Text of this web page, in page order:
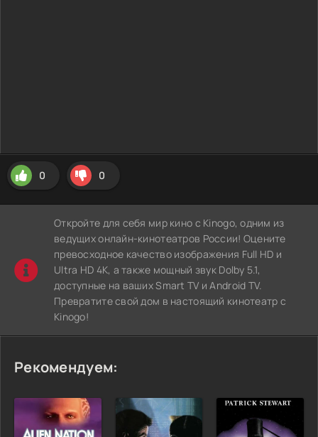
0 0
Откройте для себя мир кино с Kinogo, одним из
ведущих онлайн-кинотеатров России! Оцените
превосходное качество изображения Full HD и
Ultra HD 4K, а также мощный звук Dolby 5.1,
доступные на ваших Smart TV и Android TV.
Превратите свой дом в настоящий кинотеатр с
Kinogo!
Рекомендуем: